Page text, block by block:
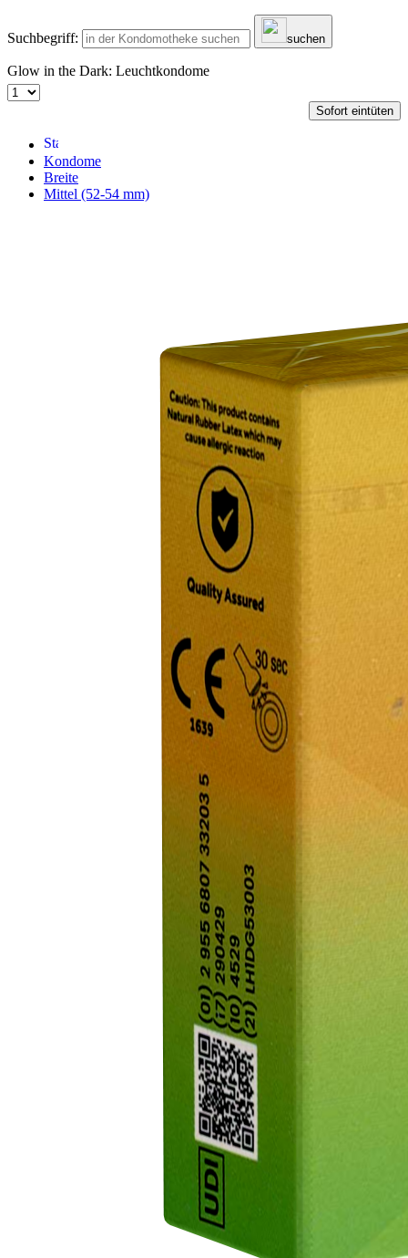
Suchbegriff: suchen
Glow in the Dark: Leuchtkondome
Sofort eintüten
Kondome
Breite
Mittel (52-54 mm)